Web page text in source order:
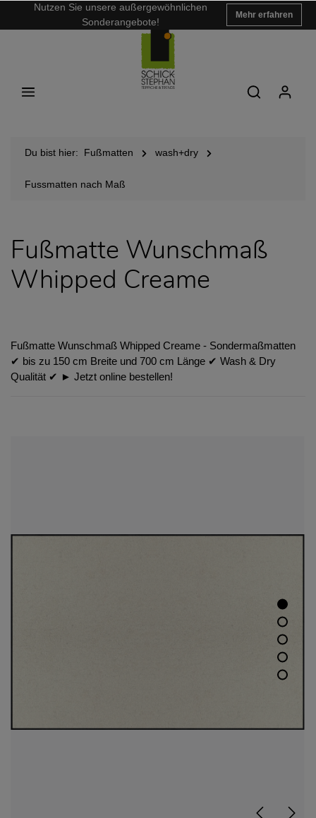
Nutzen Sie unsere außergewöhnlichen
Sonderangebote!
Mehr erfahren
Du bist hier: Fußmatten wash+dry
Fussmatten nach Maß
Fußmatte Wunschmaß
Whipped Creame
Fußmatte Wunschmaß Whipped Creame - Sondermaßmatten
✔︎ bis zu 150 cm Breite und 700 cm Länge ✔︎ Wash & Dry
Qualität ✔︎ ► Jetzt online bestellen!